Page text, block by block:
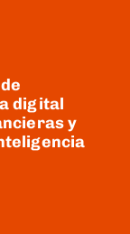
digital
y